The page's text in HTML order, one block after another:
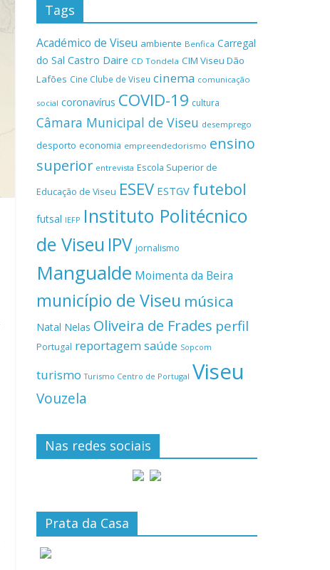
Tags
Académico de Viseu ambiente Benfica Carregal
do Sal Castro Daire CD Tondela CIM Viseu Dão
Lafões Cine Clube de Viseu cinema comunicação
social coronavírus COVID-19 cultura
Câmara Municipal de Viseu desemprego
desporto economia empreendedorismo ensino
superior entrevista Escola Superior de
Educação de Viseu ESEV ESTGV futebol
futsal IEFP Instituto Politécnico
de Viseu IPV jornalismo
Mangualde Moimenta da Beira
município de Viseu música
Natal Nelas Oliveira de Frades perfil
Portugal reportagemsaúde Sopcom
turismo Turismo Centro de Portugal Viseu
Vouzela
Nas redes sociais
Prata da Casa